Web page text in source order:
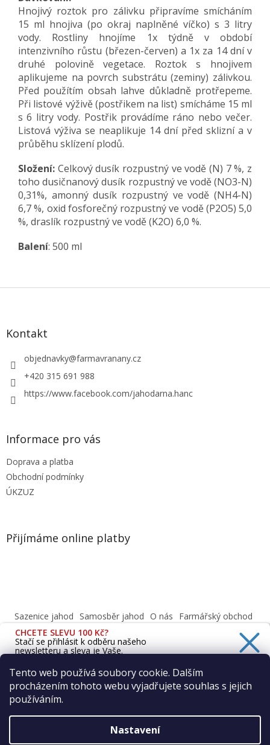
Tento web používá soubory cookie. Dalším
procházením tohoto webu vyjadřujete souhlas s jejich
používáním.
Nastavení
Hnojivý roztok pro zálivku připravíme smícháním
15 ml hnojiva (po okraj naplněné víčko) s 3 litry
vody. Rostliny hnojíme 1x týdně v období
intenzivního růstu (březen-červen) a 1x za 14 dní v
druhé polovině vegetace. Roztok s hnojivem
aplikujeme na povrch substrátu (zeminy) zálivkou.
Před použítím obsah lahve důkladně protřepeme.
Při listové výživě (postřikem na list) smícháme 15 ml
s 6 litry vody. Postřik provádíme ráno nebo večer.
Listová výživa se neaplikuje 14 dní před sklizní a v
průběhu sklízení plodů.
Složení: Celkový dusík rozpustný ve vodě (N) 7 %, z
toho dusičnanový dusík rozpustný ve vodě (NO3-N)
0,31%, amonný dusík rozpustný ve vodě (NH4-N)
6,7 %, oxid fosforečný rozpustný ve vodě (P2O5) 5,0
%, draslík rozpustný ve vodě (K2O) 6,0 %.
Balení: 500 ml
Z
Kontakt
objednavky@farmavranany.cz
+420 315 691 988
https://www.facebook.com/jahodarna.hanc
Informace pro vás
Doprava a platba
Obchodní podmínky
ÚKZUZ
Přijímáme online platby
Sazenice jahod Samosběr jahod O nás
Farmářský obchod
Obchodní podmínky
Informace o ochraně osobních údajů dle GDPR
Cafenavysluni.cz - Objednat a vyzvednout
CHCETE SLEVU 100 Kč?
Stačí se přihlásit k odběru našeho
newsletteru a sleva je Vaše.
Ano, chci se přihlásit
Zásady zpracování osobních údajů